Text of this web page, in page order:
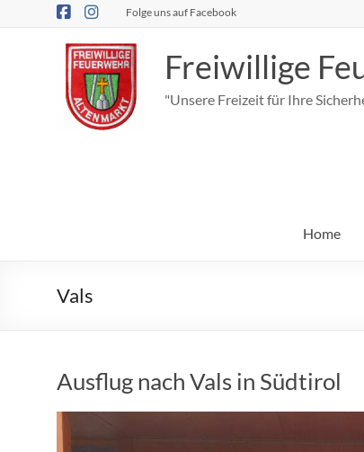
Folge uns auf Facebook
Freiwillige
"Unsere Freizeit für Ihre
Home
Vals
Ausflug nach Vals in Südtirol